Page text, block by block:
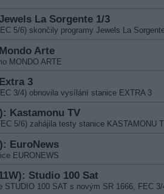
La Sorgente 1/3
5/6) skončily programy Jewels La
Arte
MONDO ARTE
3
3/4) obnovila vysílání stanice EXTRA 3
Kastamonu TV
5/6) zahájila testy stanice KASTAMONU
EuroNews
EURONEWS
Studio 100 Sat
STUDIO 100 SAT s novým SR 1666, FEC 3/